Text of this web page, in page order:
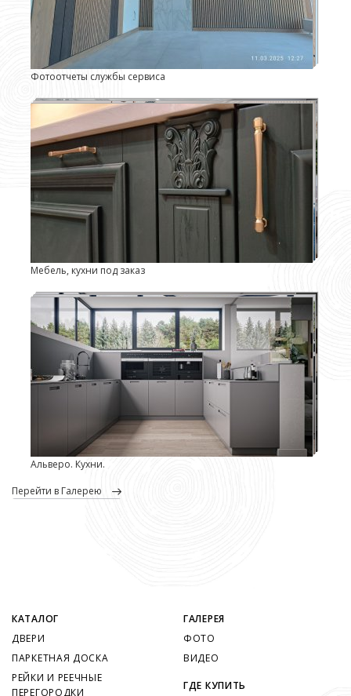
Фотоотчеты службы сервиса
Мебель, кухни под заказ
Альверо. Кухни.
перейти в Галерею
КАТАЛОГ
ДВЕРИ
ПАРКЕТНАЯ ДОСКА
РЕЙКИ И РЕЕЧНЫЕ
ПЕРЕГОРОДКИ
ГАЛЕРЕЯ
ФОТО
ВИДЕО
ГДЕ КУПИТЬ